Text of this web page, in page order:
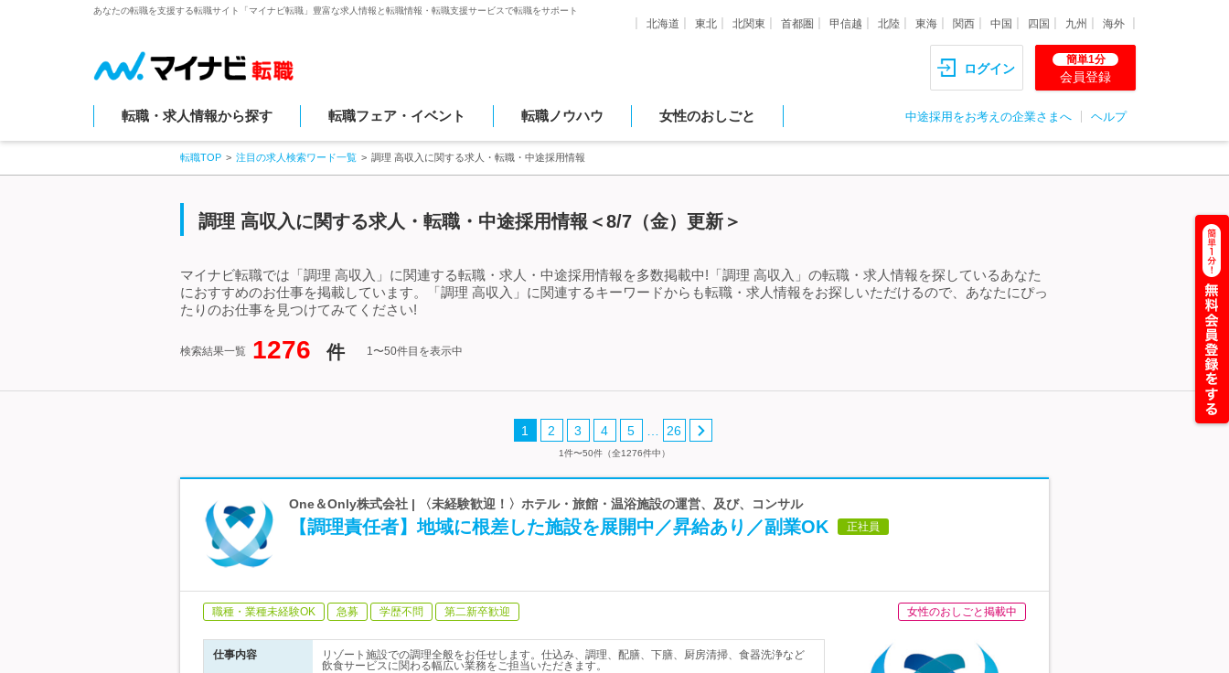
あなたの転職を支援する転職サイト「マイナビ転職」豊富な求人情報と転職情報・転職支援サービスで転職をサポート
北海道 東北 北関東 首都圏 甲信越 北陸 東海 関西 中国 四国 九州 海外
ログイン
簡単1分
会員登録
転職・求人情報から探す 転職フェア・イベント 転職ノウハウ 女性のおしごと 中途採用をお考えの企業さまへ ヘルプ
転職TOP 注目の求人検索ワード一覧 調理 高収入に関する求人・転職・中途採用情報
調理 高収入に関する求人・転職・中途採用情報＜8/7（金）更新＞
マイナビ転職では「調理 高収入」に関連する転職・求人・中途採用情報を多数掲載中!「調理 高収入」の転職・求人情報を探しているあなた
におすすめのお仕事を掲載しています。「調理 高収入」に関連するキーワードからも転職・求人情報をお探しいただけるので、あなたにぴっ
たりのお仕事を見つけてみてください!
検索結果一覧 1276 件 1〜50件目を表示中
1 2 3 4 5 26
1件〜50件（全1276件中）
One＆Only株式会社 | 〈未経験歓迎！〉ホテル・旅館・温浴施設の運営、及び、コンサル
【調理責任者】地域に根差した施設を展開中／昇給あり／副業OK 正社員
職種・業種未経験OK 急募 学歴不問 第二新卒歓迎 女性のおしごと掲載中
仕事内容
リゾート施設での調理全般をお任せします。仕込み、調理、配膳、下膳、厨房清掃、食器洗浄など
飲食サービスに関わる幅広い業務をご担当いただきます。